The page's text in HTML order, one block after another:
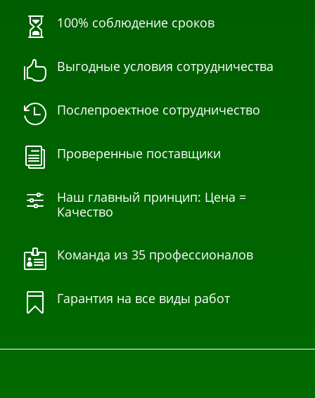
 100% соблюдение сроков
 Выгодные условия сотрудничества
 Послепроектное сотрудничество
i Проверенные поставщики
f
Наш главный принцип: Цена =
Качество
 Команда из 35 профессионалов
 Гарантия на все виды работ